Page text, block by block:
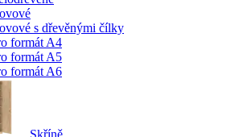
s dřevěnými čílky
formát A4
formát A5
formát A6
Skříně